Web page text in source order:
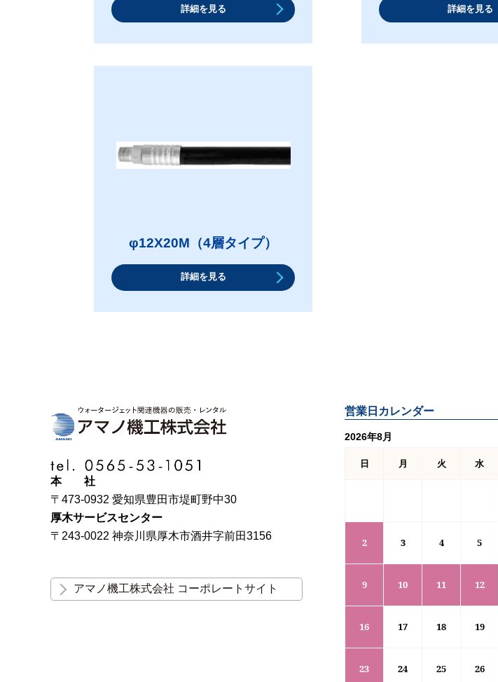
詳細を見る 詳細を見る
φ12X20M（4層タイプ）
詳細を見る
本 社
〒473-0932 愛知県豊田市堤町野中30
厚木サービスセンター
〒243-0022 神奈川県厚木市酒井字前田3156
アマノ機工株式会社 コーポレートサイト
営業日カレンダー
2026年8月
日 月 火 水
2 3 4 5
9 10 11 12
16 17 18 19
23 24 25 26